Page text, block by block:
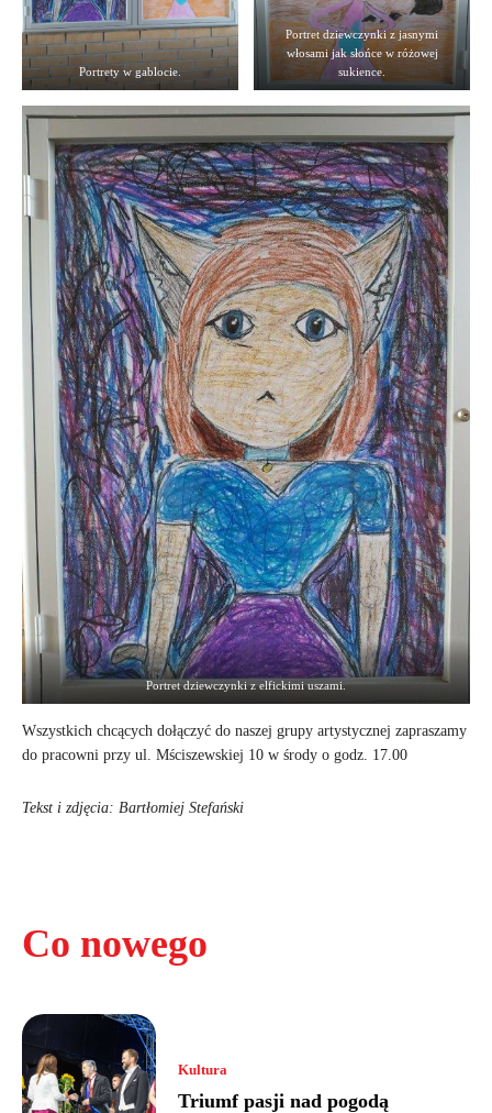
Co nowego
Kultura
Triumf pasji nad pogodą
Portrety w gablocie.
Portret dziewczynki z jasnymi
włosami jak słońce w różowej
sukience.
Portret dziewczynki z elfickimi uszami.
Wszystkich chcących dołączyć do naszej grupy artystycznej zapraszamy
do pracowni przy ul. Mściszewskiej 10 w środy o godz. 17.00
Tekst i zdjęcia: Bartłomiej Stefański